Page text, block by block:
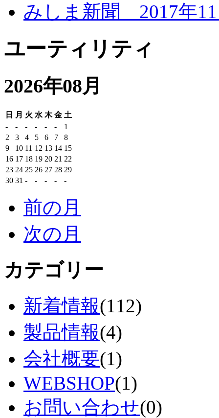
みしま新聞 2017年
ユーティリティ
2026年08月
日 月 火 水 木 金 土
-
- - - - -
1
2
3 4 5 6 7
8
9
10 11 12 13 14 15
16 17 18 19 20 21 22
23 24 25 26 27 28 29
30 31 - - - - -
前の月
次の月
カテゴリー
新着情報(112)
製品情報(4)
会社概要(1)
WEBSHOP(1)
お問い合わせ(0)